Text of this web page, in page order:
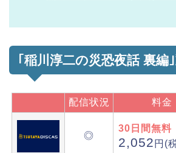
｢稲川淳二の災恐夜話 裏編
配信状況 料金
◎
30日間無料
2,052 円(